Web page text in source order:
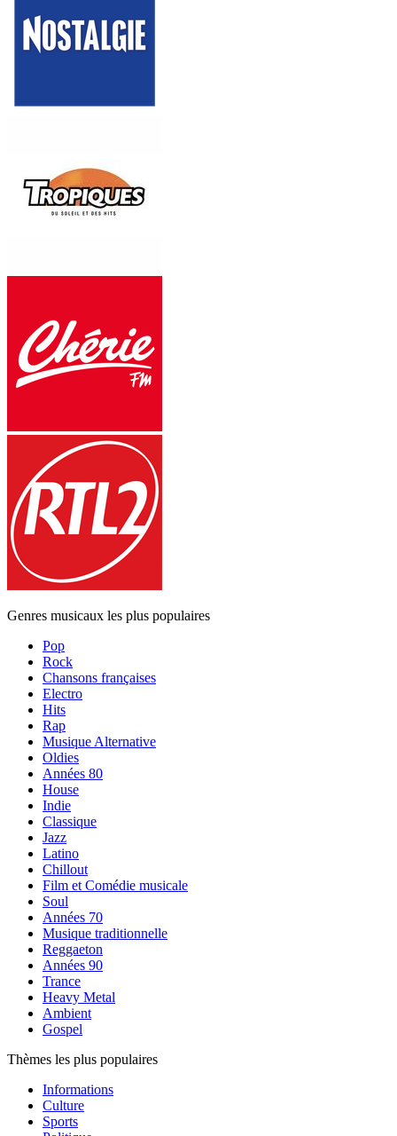
Genres musicaux les plus populaires
Pop
Rock
Chansons françaises
Electro
Hits
Rap
Musique Alternative
Oldies
Années 80
House
Indie
Classique
Jazz
Latino
Chillout
Film et Comédie musicale
Soul
Années 70
Musique traditionnelle
Reggaeton
Années 90
Trance
Heavy Metal
Ambient
Gospel
Thèmes les plus populaires
Informations
Culture
Sports